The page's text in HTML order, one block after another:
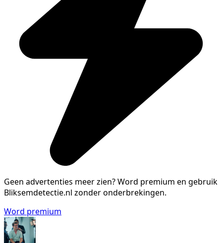
Geen advertenties meer zien?Word premium en gebruik
Bliksemdetectie.nl zonder onderbrekingen.
Word premium